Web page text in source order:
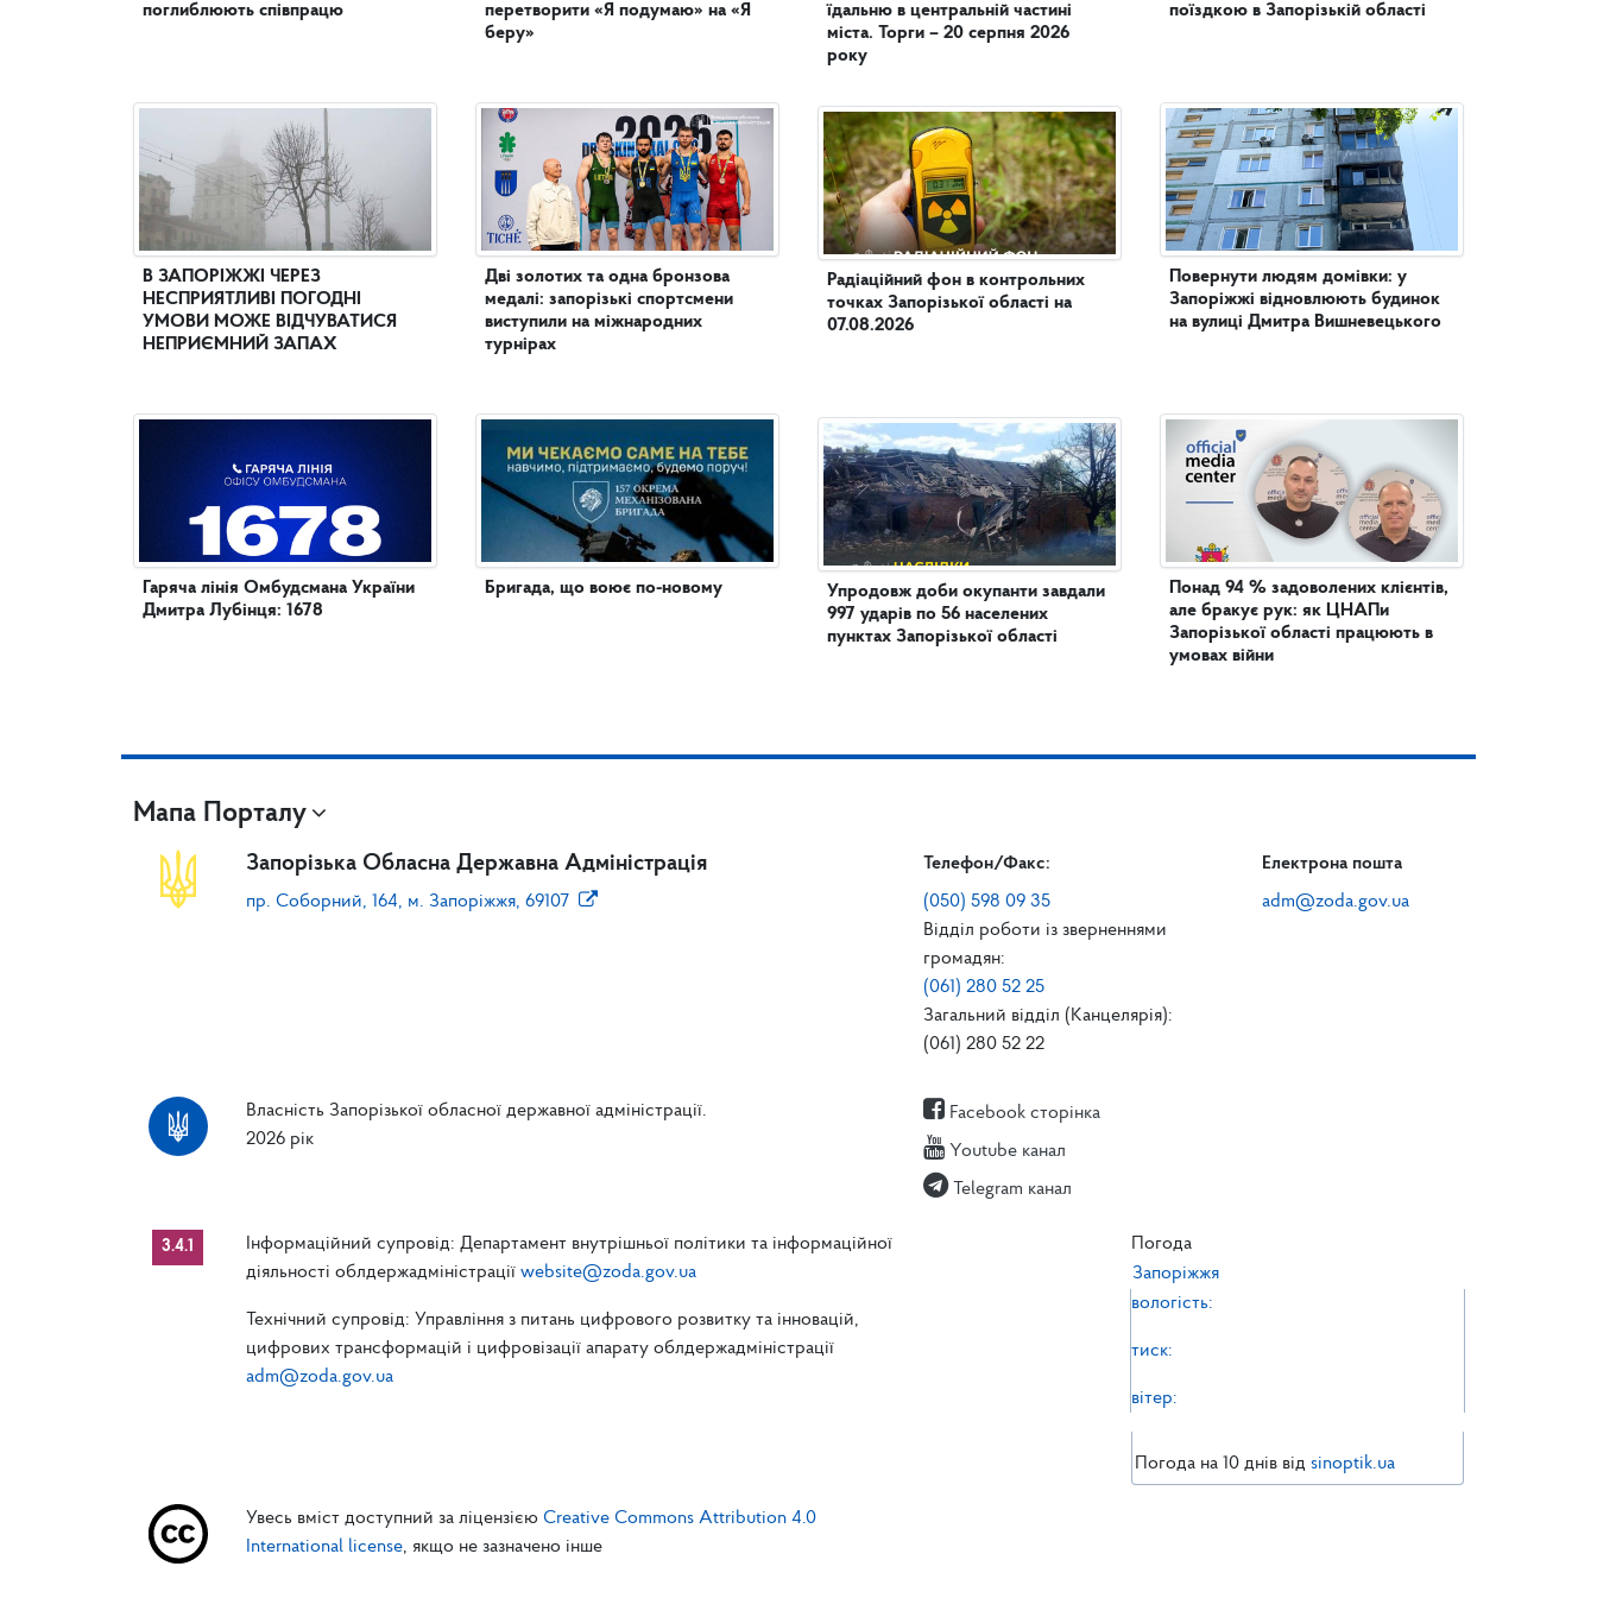
поглиблюють співпрацю
В ЗАПОРІЖЖІ ЧЕРЕЗ
НЕСПРИЯТЛИВІ ПОГОДНІ
УМОВИ МОЖЕ ВІДЧУВАТИСЯ
НЕПРИЄМНИЙ ЗАПАХ
Гаряча лінія Омбудсмана України
Дмитра Лубінця: 1678
перетворити «Я подумаю» на «Я
беру»
Дві золотих та одна бронзова
медалі: запорізькі спортсмени
виступили на міжнародних
турнірах
Бригада, що воює по-новому
їдальню в центральній частині
міста. Торги – 20 серпня 2026
року
Радіаційний фон в контрольних
точках Запорізької області на
07.08.2026
Упродовж доби окупанти завдали
997 ударів по 56 населених
пунктах Запорізької області
поїздкою в Запорізькій області
Повернути людям домівки: у
Запоріжжі відновлюють будинок
на вулиці Дмитра Вишневецького
Понад 94 % задоволених клієнтів,
але бракує рук: як ЦНАПи
Запорізької області працюють в
умовах війни
Мапа Порталу
Запорізька Обласна Державна Адміністрація
пр. Соборний, 164, м. Запоріжжя, 69107
Телефон/Факс:
(050) 598 09 35
Відділ роботи із зверненнями
громадян:
(061) 280 52 25
Загальний відділ (Канцелярія):
(061) 280 52 22
Електрона пошта
adm@zoda.gov.ua
Власність Запорізької обласної державної адміністрації.
2026 рік
Facebook сторінка
Youtube канал
Telegram канал
3.4.1
Інформаційний супровід: Департамент внутрішньої політики та інформаційної
діяльності облдержадміністрації website@zoda.gov.ua
Технічний супровід: Управління з питань цифрового розвитку та інновацій,
цифрових трансформацій і цифровізації апарату облдержадміністрації
adm@zoda.gov.ua
Погода
Запоріжжя
вологість:
тиск:
вітер:
Погода на 10 днів від sinoptik.ua
Увесь вміст доступний за ліцензією Creative Commons Attribution 4.0
International license, якщо не зазначено інше